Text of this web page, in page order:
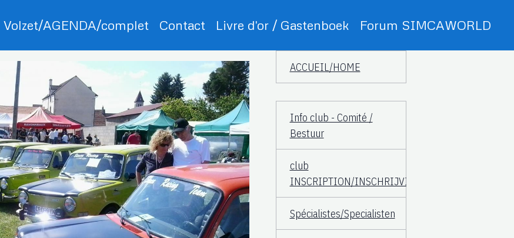
Volzet/AGENDA/complet Contact Livre d'or / Gastenboek Forum SIMCAWORLD
ACCUEIL/HOME
Info club - Comité /
Bestuur
club
INSCRIPTION/INSCHRIJVING
Spécialistes/Specialisten